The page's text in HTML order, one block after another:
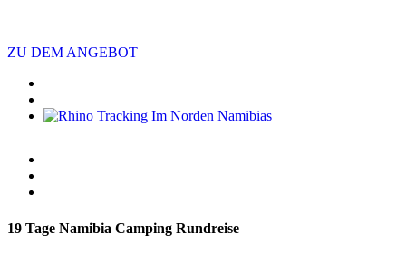
ZU DEM ANGEBOT
19 Tage Namibia Camping Rundreise